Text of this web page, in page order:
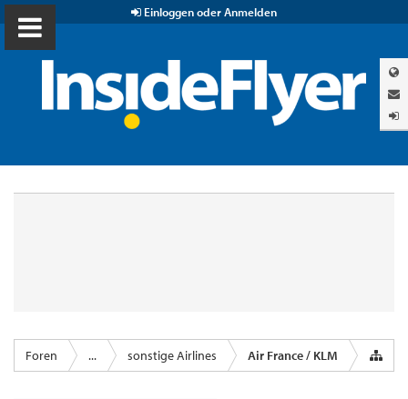
Einloggen oder Anmelden
Foren ... sonstige Airlines Air France / KLM